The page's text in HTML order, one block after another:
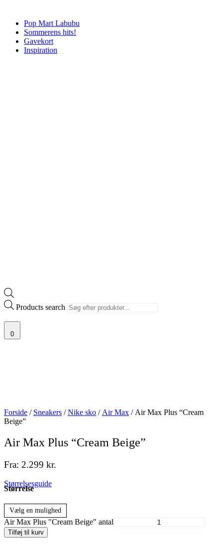
Pop Mart Labubu
Sommerens hits!
Gavekort
Inspiration
Products search
0
Forside / Sneakers /Nike sko / Air Max / Air Max Plus “Cream
Beige”
Air Max Plus “Cream Beige”
Fra: 2.299 kr.
Størrelsesguide
Størrelse
Vælg en mulighed
Air Max Plus "Cream Beige" antal
Tilføj til kurv